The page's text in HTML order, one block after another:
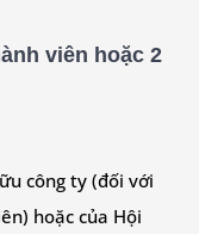
viên hoặc 2
công ty (đối với
hoặc của Hội